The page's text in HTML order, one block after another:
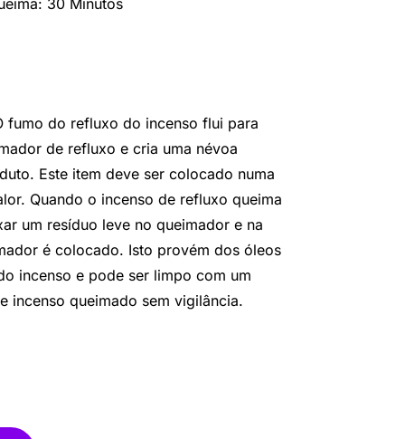
30 Minutos
fumo do refluxo do incenso flui para
de refluxo e cria uma névoa
Este item deve ser colocado numa
Quando o incenso de refluxo queima
um resíduo leve no queimador e na
é colocado. Isto provém dos óleos
incenso e pode ser limpo com um
incenso queimado sem vigilância.